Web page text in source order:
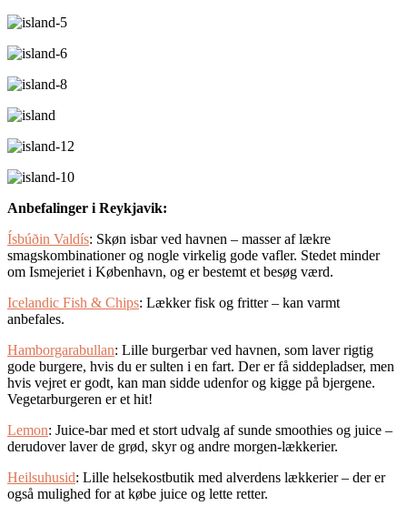
Anbefalinger i Reykjavik:
Ísbúðin Valdís: Skøn isbar ved havnen – masser af lækre
smagskombinationer og nogle virkelig gode vafler. Stedet minder
om Ismejeriet i København, og er bestemt et besøg værd.
Icelandic Fish & Chips: Lækker fisk og fritter – kan varmt
anbefales.
Hamborgarabullan: Lille burgerbar ved havnen, som laver rigtig
gode burgere, hvis du er sulten i en fart. Der er få siddepladser, men
hvis vejret er godt, kan man sidde udenfor og kigge på bjergene.
Vegetarburgeren er et hit!
Lemon: Juice-bar med et stort udvalg af sunde smoothies og juice –
derudover laver de grød, skyr og andre morgen-lækkerier.
Heilsuhusid: Lille helsekostbutik med alverdens lækkerier – der er
også mulighed for at købe juice og lette retter.